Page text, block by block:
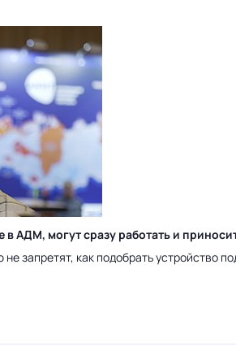
АДМ, могут сразу работать и
запретят, как подобрать устройство